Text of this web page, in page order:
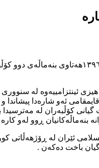
بە پێی هەواڵی گەیشتوو بە کۆمەڵەی مافی
ئینتزامییەوە لە
ئەو شارەدا
کۆڵبەران لە
بنەماڵەکانیان ڕوو لەو
ئێران لە ڕۆژهەڵاتی
باخت دەکەن .